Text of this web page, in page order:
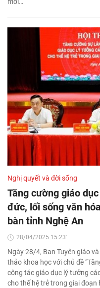
Nghị quyết và đời sống
Tăng cường giáo
đức, lối sống văn
bàn tỉnh Nghệ An
28/04/2025 15:23'
Ngày 28/4, Ban Tuyên giáo
thảo khoa học với chủ đề
công tác giáo dục lý tưởng
cho thế hệ trẻ trong giai đoạn